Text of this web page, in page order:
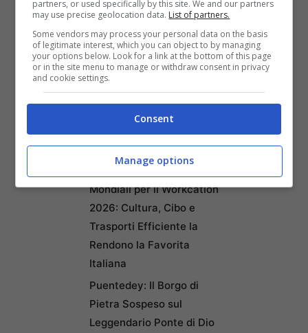
Articoli recentiRicominciare da Zero:
Ecco i 10 Paesi Migliori per
Classifica
Napoli tra le Top 10 Città
Mondiali per il Workcation
2026: Cultura, Cibo e
Trasporti Efficiente la
Rendono la Favorita
Italiana
Puentedey: Il Borgo di
Pietra Sospeso sul
Leggendario Ponte di Dio
partners, or used specifically by this site. We and our partners
may use precise geolocation data. List of partners.
Some vendors may process your personal data on the basis
of legitimate interest, which you can object to by managing
your options below. Look for a link at the bottom of this page
or in the site menu to manage or withdraw consent in privacy
and cookie settings.
Consent
Manage options